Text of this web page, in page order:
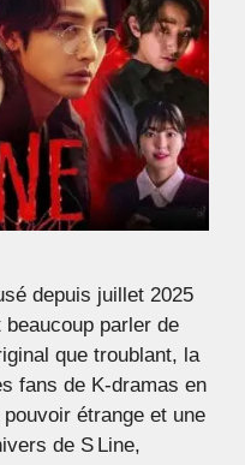
depuis juillet 2025
parler de
que troublant, la
fans de K‑dramas en
étrange et une
de S Line,